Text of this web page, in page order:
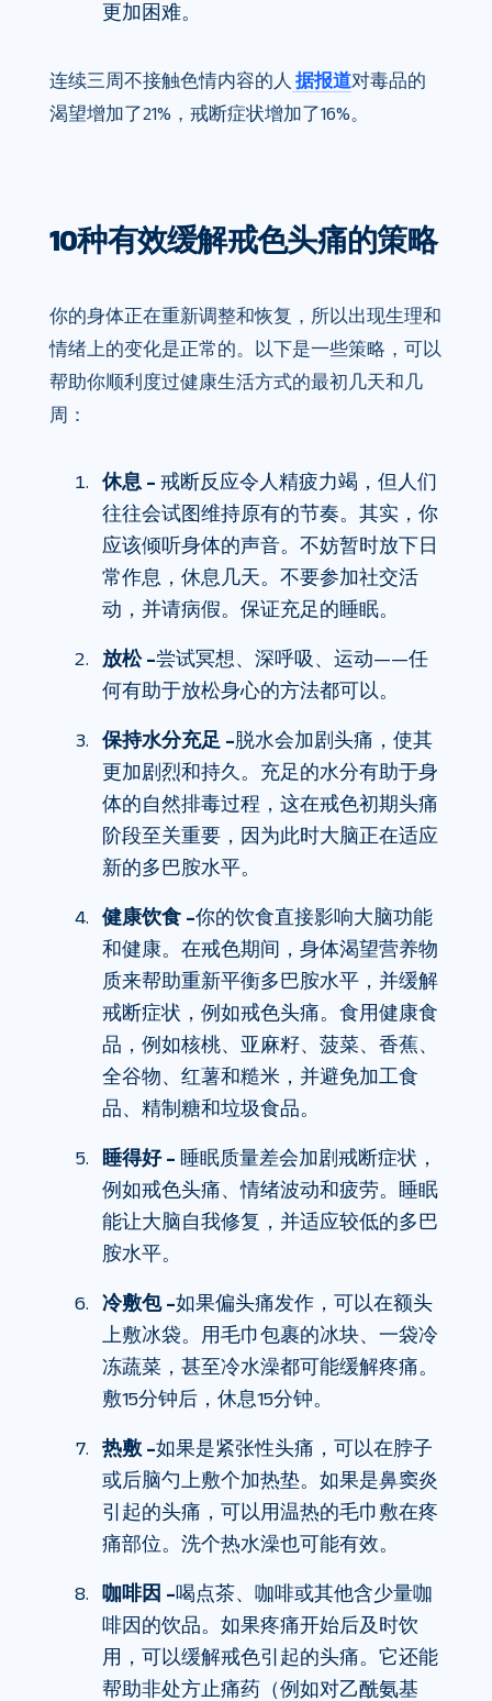
更加困难。
连续三周不接触色情内容的人 据报道对毒品的
渴望增加了21%，戒断症状增加了16%。
10种有效缓解戒色头痛的策略
你的身体正在重新调整和恢复，所以出现生理和
情绪上的变化是正常的。以下是一些策略，可以
帮助你顺利度过健康生活方式的最初几天和几
周：
休息 – 戒断反应令人精疲力竭，但人们
往往会试图维持原有的节奏。其实，你
应该倾听身体的声音。不妨暂时放下日
常作息，休息几天。不要参加社交活
动，并请病假。保证充足的睡眠。
放松 –尝试冥想、深呼吸、运动——任
何有助于放松身心的方法都可以。
保持水分充足 –脱水会加剧头痛，使其
更加剧烈和持久。充足的水分有助于身
体的自然排毒过程，这在戒色初期头痛
阶段至关重要，因为此时大脑正在适应
新的多巴胺水平。
健康饮食 –你的饮食直接影响大脑功能
和健康。在戒色期间，身体渴望营养物
质来帮助重新平衡多巴胺水平，并缓解
戒断症状，​​例如戒色头痛。食用健康食
品，例如核桃、亚麻籽、菠菜、香蕉、
全谷物、红薯和糙米，并避免加工食
品、精制糖和垃圾食品。
睡得好 – 睡眠质量差会加剧戒断症状，​​
例如戒色头痛、情绪波动和疲劳。睡眠
能让大脑自我修复，并适应较低的多巴
胺水平。
冷敷包 –如果偏头痛发作，可以在额头
上敷冰袋。用毛巾包裹的冰块、一袋冷
冻蔬菜，甚至冷水澡都可能缓解疼痛。
敷15分钟后，休息15分钟。
热敷 –如果是紧张性头痛，可以在脖子
或后脑勺上敷个加热垫。如果是鼻窦炎
引起的头痛，可以用温热的毛巾敷在疼
痛部位。洗个热水澡也可能有效。
咖啡因 –喝点茶、咖啡或其他含少量咖
啡因的饮品。如果疼痛开始后及时饮
用，可以缓解戒色引起的头痛。它还能
帮助非处方止痛药（例如对乙酰氨基